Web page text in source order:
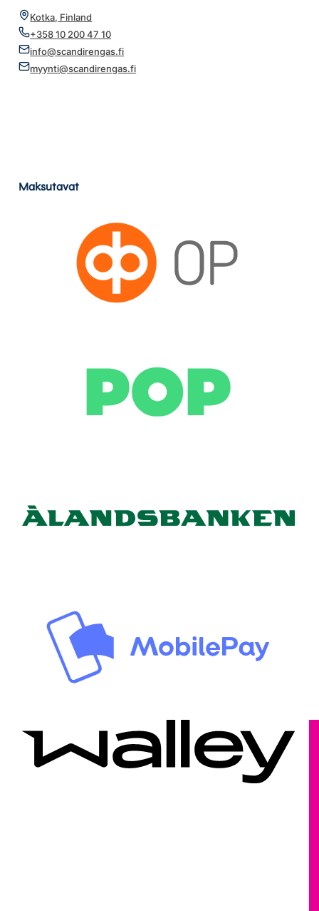
Kotka, Finland
+358 10 200 47 10
info@scandirengas.fi
myynti@scandirengas.fi
Maksutavat